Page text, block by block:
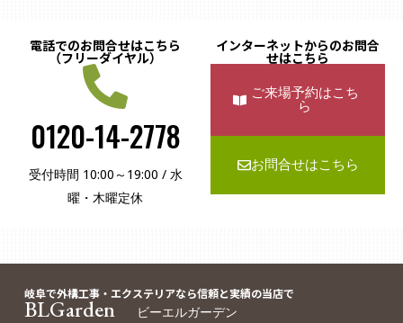
電話でのお問合せはこちら
（フリーダイヤル）
0120-14-2778
受付時間 10:00～19:00 / 水
曜・木曜定休
インターネットからのお問合
せはこちら
ご来場予約はこち
ら
お問合せはこちら
岐阜で外構工事・エクステリアなら信頼と実績の当店で
BLGarden ビーエルガーデン